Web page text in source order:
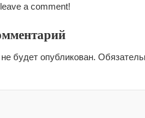
a comment!
будет опубликован.